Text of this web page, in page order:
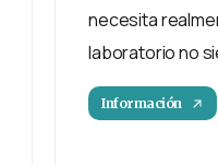
necesita
laboratorio no
Información